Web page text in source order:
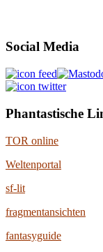
Social Media
Phantastische
TOR online
Weltenportal
sf-lit
fragmentansichten
fantasyguide